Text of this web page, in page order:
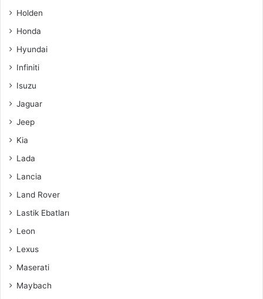
Holden
Honda
Hyundai
Infiniti
Isuzu
Jaguar
Jeep
Kia
Lada
Lancia
Land Rover
Lastik Ebatları
Leon
Lexus
Maserati
Maybach